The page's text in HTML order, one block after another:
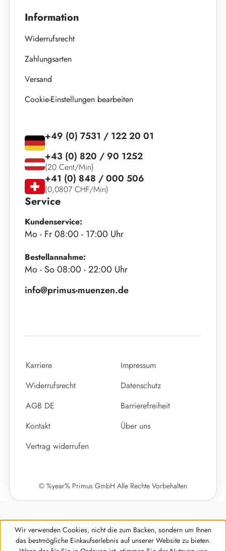
Information
Widerrufsrecht
Zahlungsarten
Versand
Cookie-Einstellungen bearbeiten
Service
Kundenservice:
Mo - Fr 08:00 - 17:00 Uhr
Bestellannahme:
Mo - So 08:00 - 22:00 Uhr
info@primus-muenzen.de
+49 (0) 7531 / 122 20 01
+43 (0) 820 / 90 1252
(20 Cent/Min)
+41 (0) 848 / 000 506
(0,0807 CHF/Min)
Karriere
Impressum
Widerrufsrecht
Datenschutz
AGB DE
Barrierefreiheit
Kontakt
Über uns
Vertrag widerrufen
© %year% Primus GmbH Alle Rechte Vorbehalten
Wir verwenden Cookies, nicht die zum Backen, sondern um Ihnen
das bestmögliche Einkaufserlebnis auf unserer Website zu bieten.